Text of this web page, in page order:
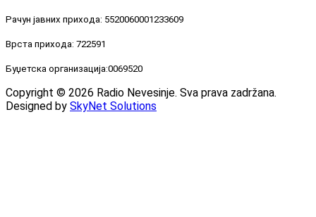
Рачун јавних прихода: 5520060001233609
Врста прихода: 722591
Буџетска организација:0069520
Copyright © 2026 Radio Nevesinje. Sva prava zadržana.
Designed by SkyNet Solutions